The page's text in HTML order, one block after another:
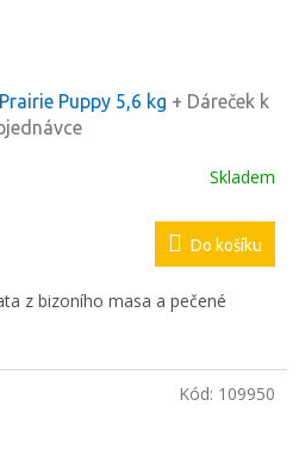
Puppy 5,6 kg + Dáreček k
Skladem
Do košíku
z bizoního masa a pečené
Kód: 109950